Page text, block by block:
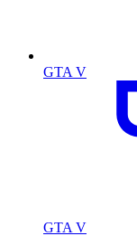
GTA V
GTA V